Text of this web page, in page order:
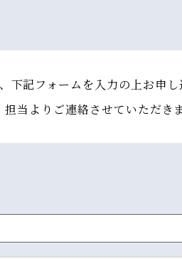
下記フォームを入力の上お申
当よりご連絡させていただき